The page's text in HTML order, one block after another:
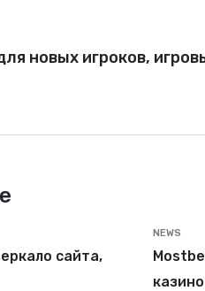
новых игроков,
сайта,
NEWS